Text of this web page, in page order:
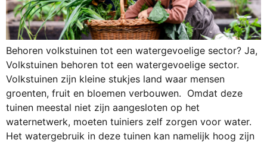
Behoren volkstuinen tot een watergevoelige sector? Ja,
Volkstuinen behoren tot een watergevoelige sector.
Volkstuinen zijn kleine stukjes land waar mensen
groenten, fruit en bloemen verbouwen. Omdat deze
tuinen meestal niet zijn aangesloten op het
waternetwerk, moeten tuiniers zelf zorgen voor water.
Het watergebruik in deze tuinen kan namelijk hoog zijn